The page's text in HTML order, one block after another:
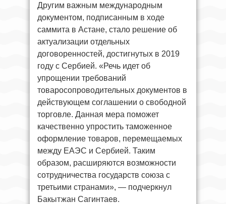
Другим важным международным
документом, подписанным в ходе
саммита в Астане, стало решение об
актуализации отдельных
договоренностей, достигнутых в 2019
году с Сербией. «Речь идет об
упрощении требований
товаросопроводительных документов в
действующем соглашении о свободной
торговле. Данная мера поможет
качественно упростить таможенное
оформление товаров, перемещаемых
между ЕАЭС и Сербией. Таким
образом, расширяются возможности
сотрудничества государств союза с
третьими странами», — подчеркнул
Бакытжан Сагинтаев.